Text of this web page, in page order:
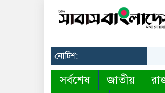
নোটিশ:
সর্বশেষ জাতীয়